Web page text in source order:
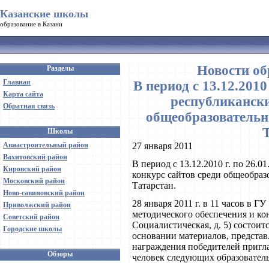
Казанские школы
образование в Казани
Разделы
Главная
Карта сайта
Обратная связь
Школы
Авиастроительный район
Вахитовский район
Кировский район
Московский район
Ново-савиновский район
Приволжский район
Советский район
Городские школы
Обзоры
Новости
В период с
27 января 2011
В период с 13.12.2010 г. по
конкурс сайтов среди
Татарстан.
28 января 2011 г. в 11 часов в
методического обеспечения и
Социалистическая, д. 5)
основании материалов,
награждения победителей
человек следующих